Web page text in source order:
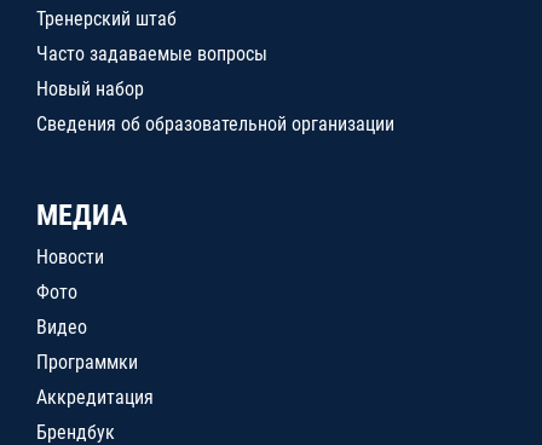
Тренерский штаб
Часто задаваемые вопросы
Новый набор
Сведения об образовательной организации
МЕДИА
Новости
Фото
Видео
Программки
Аккредитация
Брендбук